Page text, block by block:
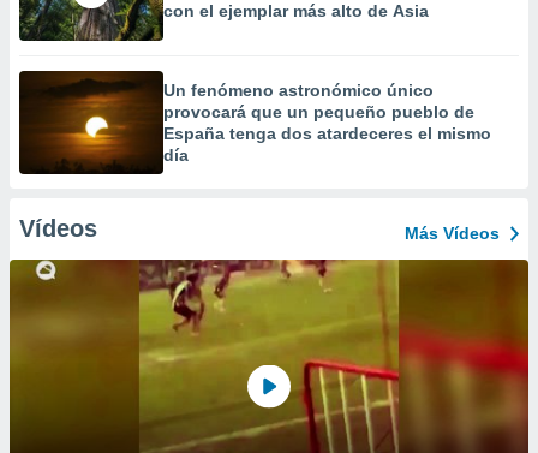
con el ejemplar más alto de Asia
Un fenómeno astronómico único
provocará que un pequeño pueblo de
España tenga dos atardeceres el mismo
día
Vídeos Más Vídeos